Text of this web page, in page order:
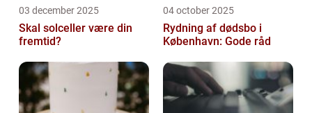
03 december 2025
Skal solceller være din
fremtid?
04 october 2025
Rydning af dødsbo i
København: Gode råd